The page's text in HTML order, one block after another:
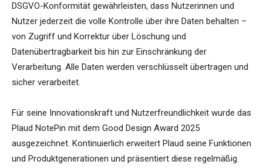
DSGVO-Konformität gewährleisten, dass Nutzerinnen und
Nutzer jederzeit die volle Kontrolle über ihre Daten behalten –
von Zugriff und Korrektur über Löschung und
Datenübertragbarkeit bis hin zur Einschränkung der
Verarbeitung. Alle Daten werden verschlüsselt übertragen und
sicher verarbeitet.
Für seine Innovationskraft und Nutzerfreundlichkeit wurde das
Plaud NotePin mit dem Good Design Award 2025
ausgezeichnet. Kontinuierlich erweitert Plaud seine Funktionen
und Produktgenerationen und präsentiert diese regelmäßig